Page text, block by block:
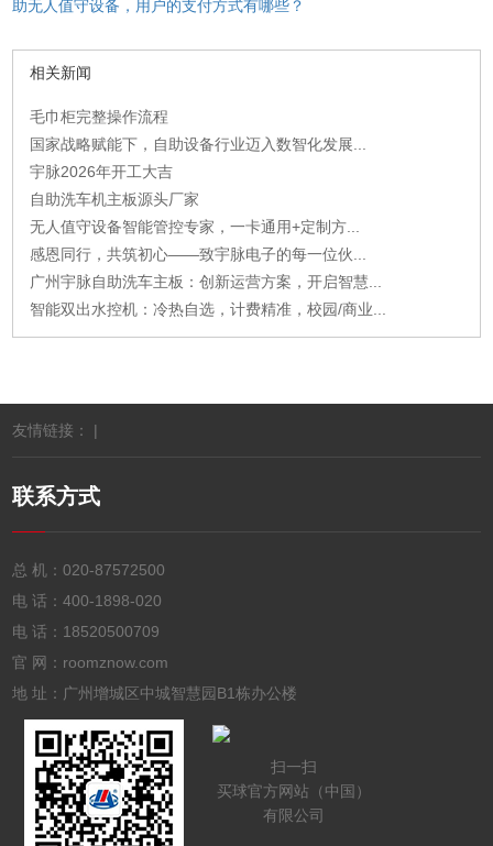
助无人值守设备，用户的支付方式有哪些？
相关新闻
毛巾柜完整操作流程
国家战略赋能下，自助设备行业迈入数智化发展...
宇脉2026年开工大吉
自助洗车机主板源头厂家
无人值守设备智能管控专家，一卡通用+定制方...
感恩同行，共筑初心——致宇脉电子的每一位伙...
广州宇脉自助洗车主板：创新运营方案，开启智慧...
智能双出水控机：冷热自选，计费精准，校园/商业...
友情链接： |
联系方式
总 机：020-87572500
电 话：400-1898-020
电 话： 18520500709
官 网：roomznow.com
地 址：广州增城区中城智慧园B1栋办公楼
扫一扫
买球官方网站（中国）
有限公司